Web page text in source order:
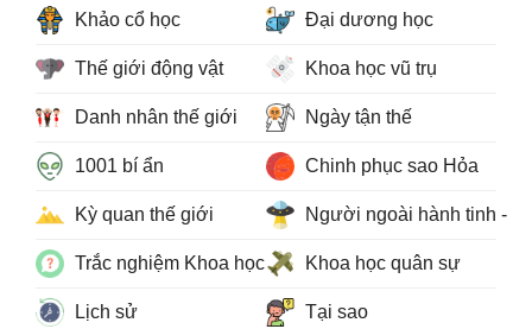
Khảo cổ học Đại dương học
Thế giới động vật Khoa học vũ trụ
Danh nhân thế giới Ngày tận thế
1001 bí ẩn Chinh phục sao Hỏa
Kỳ quan thế giới Người ngoài hành tinh -
Trắc nghiệm Khoa học Khoa học quân sự
Lịch sử Tại sao